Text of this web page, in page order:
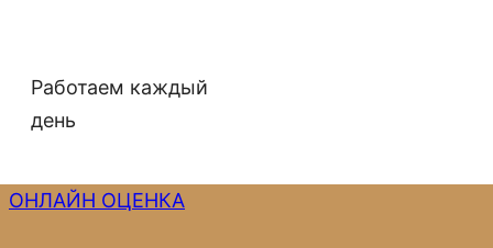
Работаем каждый
день
ОНЛАЙН ОЦЕНКА